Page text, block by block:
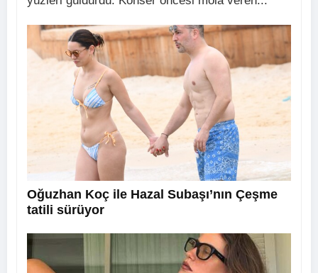
Oğuzhan Koç ile Hazal Subaşı’nın Çeşme
tatili sürüyor